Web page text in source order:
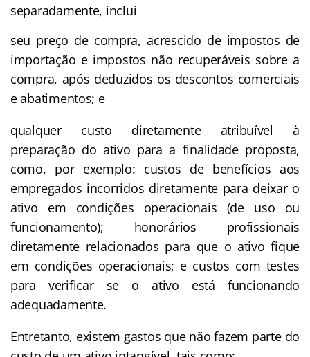
separadamente, inclui
seu preço de compra, acrescido de impostos de
importação e impostos não recuperáveis sobre a
compra, após deduzidos os descontos comerciais
e abatimentos; e
qualquer custo diretamente atribuível à
preparação do ativo para a finalidade proposta,
como, por exemplo: custos de benefícios aos
empregados incorridos diretamente para deixar o
ativo em condições operacionais (de uso ou
funcionamento); honorários profissionais
diretamente relacionados para que o ativo fique
em condições operacionais; e custos com testes
para verificar se o ativo está funcionando
adequadamente.
Entretanto, existem gastos que não fazem parte do